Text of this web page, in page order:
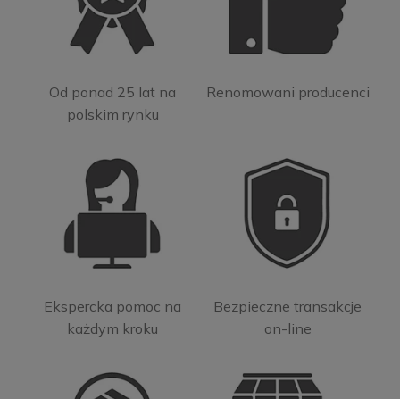
Od ponad 25 lat na
polskim rynku
Renomowani producenci
Ekspercka pomoc na
każdym kroku
Bezpieczne transakcje
on-line